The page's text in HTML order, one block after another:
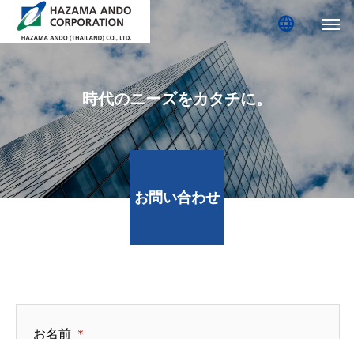
language
時代のニーズをカタチに。
お問い合わせ
お名前 ＊​